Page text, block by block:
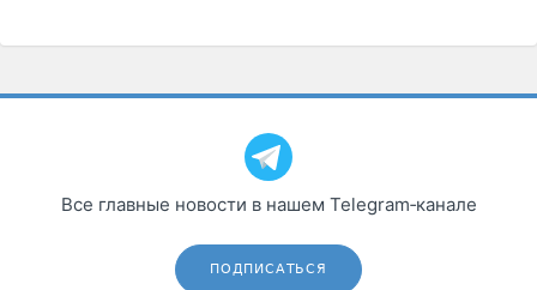
Все главные новости в нашем Telegram‑канале
ПОДПИСАТЬСЯ